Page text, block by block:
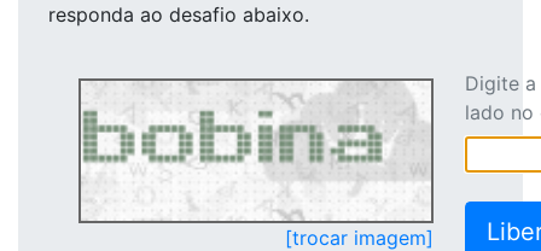
responda ao desafio abaixo.
[trocar imagem]
Digite
lado no